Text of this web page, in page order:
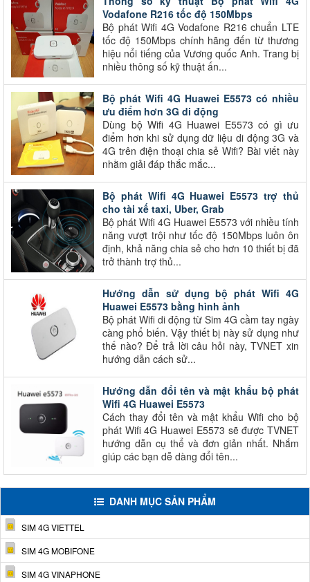
Vodafone R216 tốc độ 150Mbps
Bộ phát Wifi 4G Vodafone R216 chuẩn LTE
tốc độ 150Mbps chính hãng đến từ thương
hiệu nổi tiếng của Vương quốc Anh. Trang bị
nhiều thông số kỹ thuật ấn...
Bộ phát Wifi 4G Huawei E5573 có nhiều
ưu điểm hơn 3G di động
Dùng bộ Wifi 4G Huawei E5573 có gì ưu
điểm hơn khi sử dụng dữ liệu di động 3G và
4G trên điện thoại chia sẻ Wifi? Bài viết này
nhằm giải đáp thắc mắc...
Bộ phát Wifi 4G Huawei E5573 trợ thủ
cho tài xế taxi, Uber, Grab
Bộ phát Wifi 4G Huawei E5573 với nhiều tính
năng vượt trội như tốc độ 150Mbps luôn ôn
định, khả năng chia sẻ cho hơn 10 thiết bị đã
trở thành trợ thủ...
Hướng dẫn sử dụng bộ phát Wifi 4G
Huawei E5573 bằng hình ảnh
Bộ phát Wifi di động từ Sim 4G cầm tay ngày
càng phổ biến. Vậy thiết bị này sử dụng như
thế nào? Để trả lời câu hỏi này, TVNET xin
hướng dẫn cách sử...
Hướng dẫn đổi tên và mật khẩu bộ phát
Wifi 4G Huawei E5573
Cách thay đổi tên và mật khẩu Wifi cho bộ
phát Wifi 4G Huawei E5573 sẽ được TVNET
hướng dẫn cụ thể và đơn giản nhất. Nhắm
giúp các bạn dễ dàng đổi tên...
DANH MỤC SẢN PHẨM
SIM 4G VIETTEL
SIM 4G MOBIFONE
SIM 4G VINAPHONE